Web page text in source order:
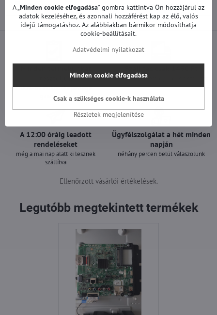
Előző termék Következő termék
teszteljük
100%-os működőképességet
garantálunk
25 000 Ft felett ingyenes a szállítás
A 12:00 óráig leadott
rendeléseket
még a mai nap alatt ki lesznek
szállítva
Ügyfélszolgálat a hét minden
napján
néhány percen belül válaszolunk
Ellenőrzött vásárlói értékelések.
Legutóbb megtekintett termékek
A „Minden cookie elfogadása" gombra kattintva Ön hozzájárul az
adatok kezeléséhez, és azonnali hozzáférést kap az élő, valós
idejű támogatáshoz. Az alábbiakban bármikor módosíthatja
cookie-beállításait.
Adatvédelmi nyilatkozat
Részletek megjelenítése
Minden cookie elfogadása
Csak a szükséges cookie-k használata